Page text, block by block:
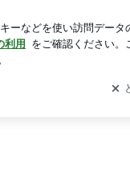
ログイン